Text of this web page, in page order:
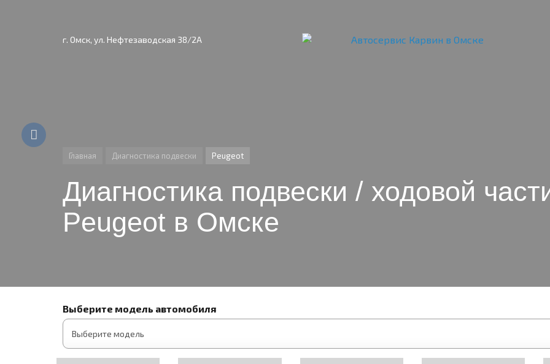
г. Омск, ул. Нефтезаводская 38/2А
Главная Диагностика подвески Peugeot
Диагностика подвески / ходовой
Peugeot в Омске
Выберите модель автомобиля